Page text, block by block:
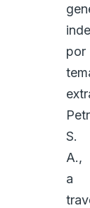
por
S.
A.,
a